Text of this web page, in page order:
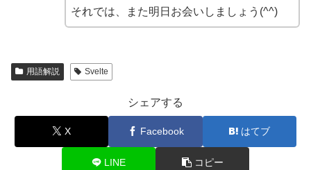
それでは、また明日お会いしましょう(^^)
用語解説 Svelte
シェアする
X Facebook はてブ
LINE コピー